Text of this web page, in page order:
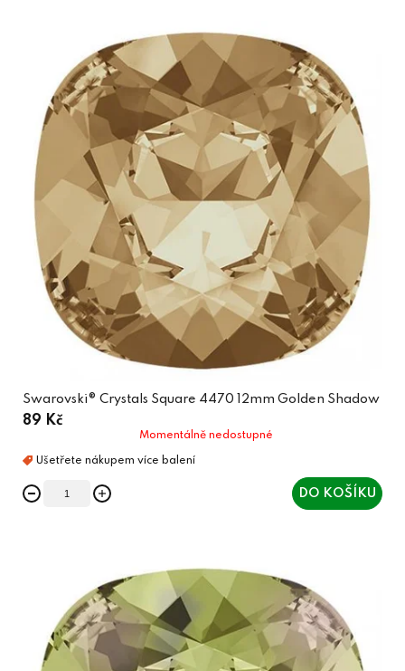
Swarovski® Crystals Square 4470 12mm Golden Shadow
89 Kč
Momentálně nedostupné
DO KOŠÍKU